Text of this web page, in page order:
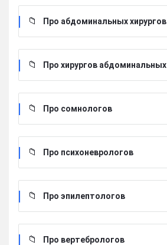
Про абдоминальных хирургов
Про хирургов абдоминальных
Про сомнологов
Про психоневрологов
Про эпилептологов
Про вертебрологов